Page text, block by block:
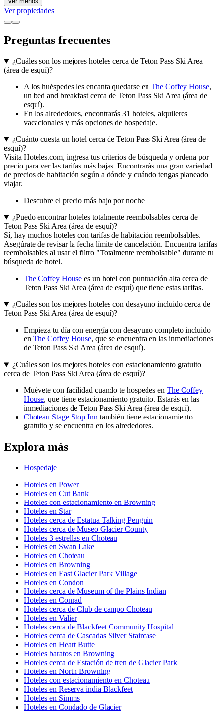
Ver propiedades
Preguntas frecuentes
¿Cuáles son los mejores hoteles cerca de Teton Pass Ski Area
(área de esquí)?
A los huéspedes les encanta quedarse en The Coffey House,
un bed and breakfast cerca de Teton Pass Ski Area (área de
esquí).
En los alrededores, encontrarás 31 hoteles, alquileres
vacacionales y más opciones de hospedaje.
¿Cuánto cuesta un hotel cerca de Teton Pass Ski Area (área de
esquí)?
Visita Hoteles.com, ingresa tus criterios de búsqueda y ordena por
precio para ver las tarifas más bajas. Encontrarás una gran variedad
de precios de habitación según a dónde y cuándo tengas planeado
viajar.
Descubre el precio más bajo por noche
¿Puedo encontrar hoteles totalmente reembolsables cerca de
Teton Pass Ski Area (área de esquí)?
Sí, hay muchos hoteles con tarifas de habitación reembolsables.
Asegúrate de revisar la fecha límite de cancelación. Encuentra tarifas
reembolsables al usar el filtro "Totalmente reembolsable" durante tu
búsqueda de hotel.
The Coffey House es un hotel con puntuación alta cerca de
Teton Pass Ski Area (área de esquí) que tiene estas tarifas.
¿Cuáles son los mejores hoteles con desayuno incluido cerca de
Teton Pass Ski Area (área de esquí)?
Empieza tu día con energía con desayuno completo incluido
en The Coffey House, que se encuentra en las inmediaciones
de Teton Pass Ski Area (área de esquí).
¿Cuáles son los mejores hoteles con estacionamiento gratuito
cerca de Teton Pass Ski Area (área de esquí)?
Muévete con facilidad cuando te hospedes en The Coffey
House, que tiene estacionamiento gratuito. Estarás en las
inmediaciones de Teton Pass Ski Area (área de esquí).
Choteau Stage Stop Inn también tiene estacionamiento
gratuito y se encuentra en los alrededores.
Explora más
Hospedaje
Hoteles en Power
Hoteles en Cut Bank
Hoteles con estacionamiento en Browning
Hoteles en Star
Hoteles cerca de Estatua Talking Penguin
Hoteles cerca de Museo Glacier County
Hoteles 3 estrellas en Choteau
Hoteles en Swan Lake
Hoteles en Choteau
Hoteles en Browning
Hoteles en East Glacier Park Village
Hoteles en Condon
Hoteles cerca de Museum of the Plains Indian
Hoteles en Conrad
Hoteles cerca de Club de campo Choteau
Hoteles en Valier
Hoteles cerca de Blackfeet Community Hospital
Hoteles cerca de Cascadas Silver Staircase
Hoteles en Heart Butte
Hoteles baratos en Browning
Hoteles cerca de Estación de tren de Glacier Park
Hoteles en North Browning
Hoteles con estacionamiento en Choteau
Hoteles en Reserva india Blackfeet
Hoteles en Simms
Hoteles en Condado de Glacier